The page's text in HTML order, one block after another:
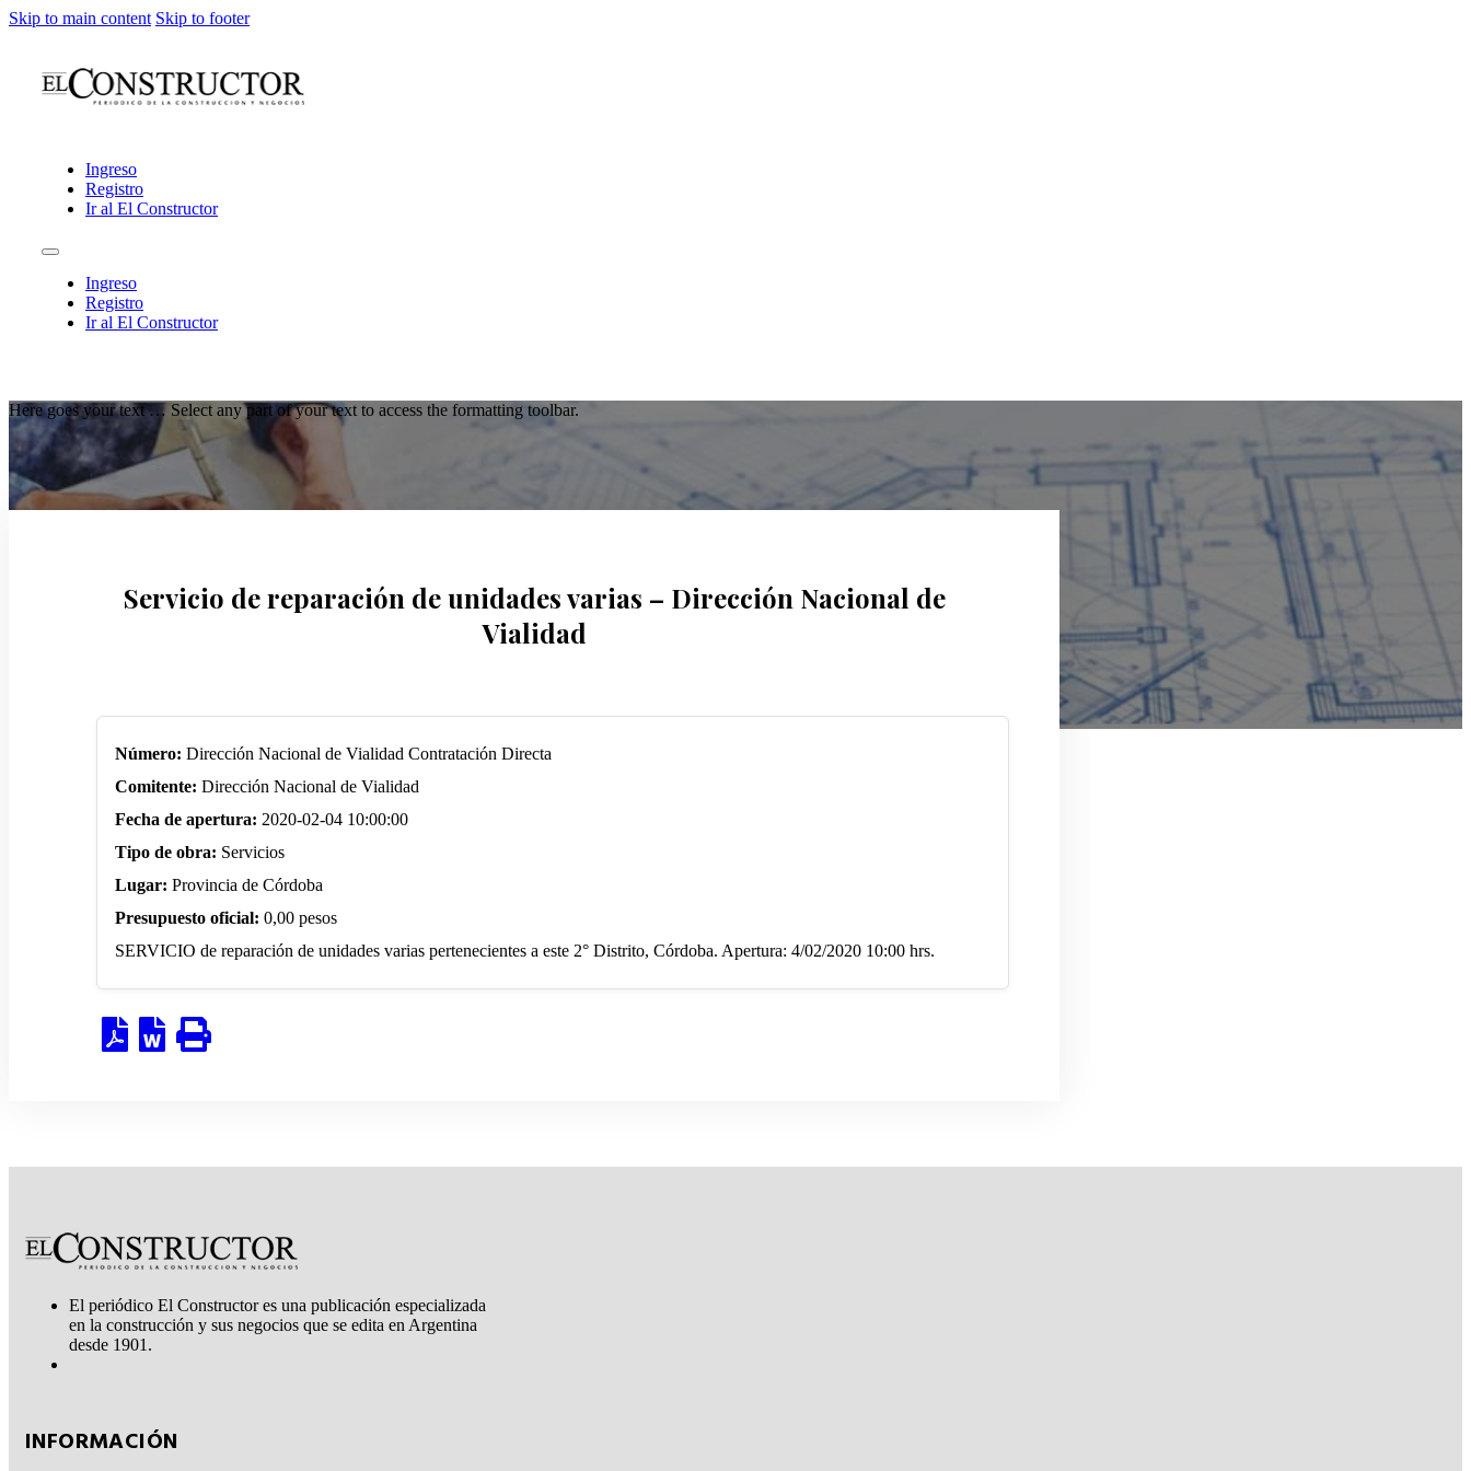
Skip to main content Skip to footer
Ingreso
Registro
Ir al El Constructor
Ingreso
Registro
Ir al El Constructor
Here goes your text … Select any part of your text to access the formatting toolbar.
Servicio de reparación de unidades varias – Dirección Nacional de
Vialidad
Número: Dirección Nacional de Vialidad Contratación Directa
Comitente: Dirección Nacional de Vialidad
Fecha de apertura: 2020-02-04 10:00:00
Tipo de obra: Servicios
Lugar: Provincia de Córdoba
Presupuesto oficial: 0,00 pesos
SERVICIO de reparación de unidades varias pertenecientes a este 2° Distrito, Córdoba. Apertura: 4/02/2020 10:00 hrs.
El periódico El Constructor es una publicación especializada
en la construcción y sus negocios que se edita en Argentina
desde 1901.
INFORMACIÓN